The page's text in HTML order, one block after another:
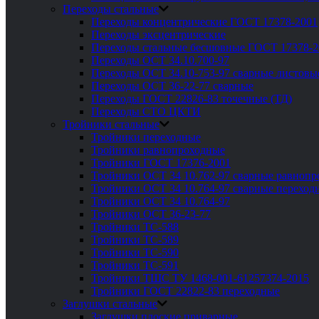
Переходы стальные
Переходы концентрические ГОСТ 17378-2001
Переходы эксцентрические
Переходы стальные бесшовные ГОСТ 17378-
Переходы ОСТ 34.10.700-97
Переходы ОСТ 34.10-753-97 сварные
Переходы ОСТ 36-22-77 сварные
Переходы ГОСТ 22826-83 точечные (ТД)
Переходы СТО ЦКТИ
Тройники стальные
Тройники переходные
Тройники равнопроходные
Тройники ГОСТ 17376-2001
Тройники ОСТ 34 10.762-97 сварные
Тройники ОСТ 34 10.764-97 сварные
Тройники ОСТ 34 10.764-97
Тройники ОСТ 36-23-77
Тройники ТС-588
Тройники ТС-589
Тройники ТС-590
Тройники ТС-591
Тройники ТШС ТУ 1468-001-61257374-2015
Тройники ГОСТ 22822-83 переходные
Заглушки стальные
Заглушки плоские приварные